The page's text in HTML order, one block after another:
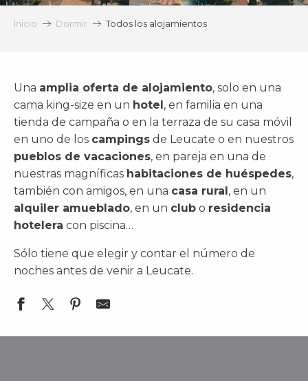
Inicio Dormir Todos los alojamientos
Una amplia oferta de alojamiento, solo en una
cama king-size en un hotel, en familia en una
tienda de campaña o en la terraza de su casa móvil
en uno de los campings de Leucate o en nuestros
pueblos de vacaciones, en pareja en una de
nuestras magníficas habitaciones de huéspedes,
también con amigos, en una casa rural, en un
alquiler amueblado, en un club o residencia
hotelera con piscina…
Sólo tiene que elegir y contar el número de
noches antes de venir a Leucate.